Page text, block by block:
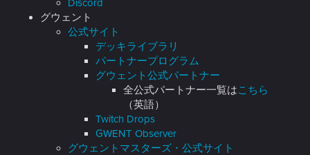
グウェント
公式サイト
デッキライブラリ
パートナープログラム
グウェント公式パートナー
全公式パートナー一覧はこちら
（英語）
Twitch Drops
GWENT Observer
グウェントマスターズ・公式サイト